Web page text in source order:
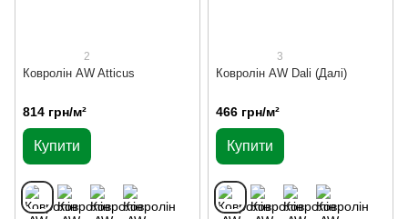
2
Ковролін AW Atticus
814 грн/м²
Купити
3
Ковролін AW Dali (Далі)
466 грн/м²
Купити